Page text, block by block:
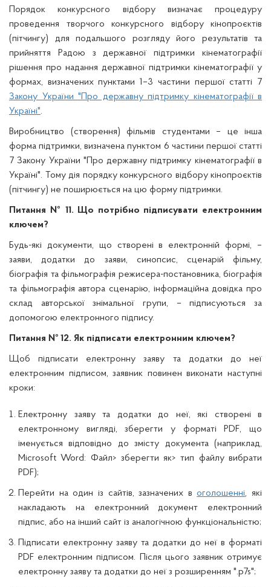
Порядок конкурсного відбору визначає процедуру
проведення творчого конкурсного відбору кінопроєктів
(пітчингу) для подальшого розгляду його результатів та
прийняття Радою з державної підтримки кінематографії
рішення про надання державної підтримки кінематографії у
формах, визначених пунктами 1–3 частини першої статті 7
Закону України "Про державну підтримку кінематографії в
Україні".
Виробництво (створення) фільмів студентами – це інша
форма підтримки, визначена пунктом 6 частини першої статті
7 Закону України "Про державну підтримку кінематографії в
Україні". Тому дія порядку конкурсного відбору кінопроєктів
(пітчингу) не поширюється на цю форму підтримки.
Питання № 11. Що потрібно підписувати електронним
ключем?
Будь-які документи, що створені в електронній формі, –
заяви, додатки до заяви, синопсис, сценарій фільму,
біографія та фільмографія режисера-постановника, біографія
та фільмографія автора сценарію, інформаційна довідка про
склад авторської знімальної групи, – підписуються за
допомогою електронного підпису.
Питання № 12. Як підписати електронним ключем?
Щоб підписати електронну заяву та додатки до неї
електронним підписом, заявник повинен виконати наступні
кроки:
Електронну заяву та додатки до неї, які створені в
електронному вигляді, зберегти у форматі PDF, що
іменується відповідно до змісту документа (наприклад,
Microsoft Word: Файл> зберегти як> тип файлу вибрати
PDF);
Перейти на один із сайтів, зазначених воголошенні, які
накладають на електронний документ електронний
підпис, або на інший сайт із аналогічною функціональністю;
Підписати електронну заяву та додатки до неї в форматі
PDF електронним підписом. Після цього заявник отримує
електронну заяву та додатки до неї з розширенням ".p7s";